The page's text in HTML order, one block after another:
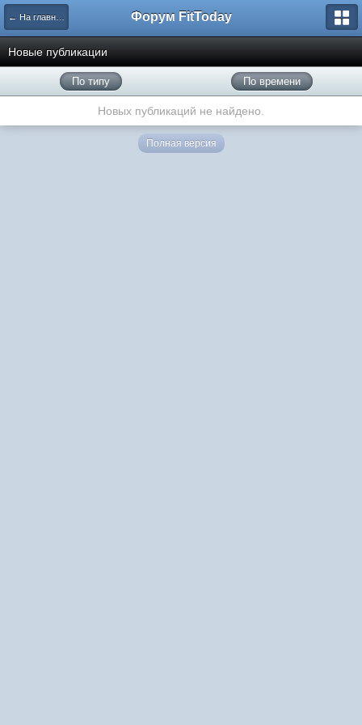
← На главную Форум FitToday
Новые публикации
По типу По времени
Новых публикаций не найдено.
Полная версия